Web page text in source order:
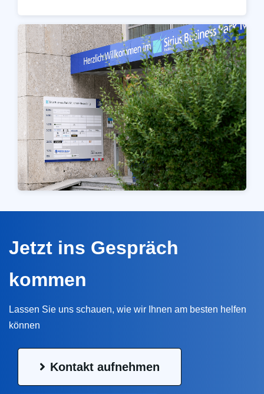
Jetzt ins Gespräch
kommen
Lassen Sie uns schauen, wie wir Ihnen am besten helfen
können
Kontakt aufnehmen